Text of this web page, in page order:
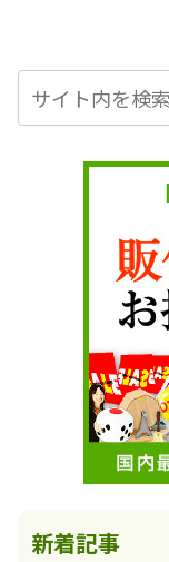
新着記事